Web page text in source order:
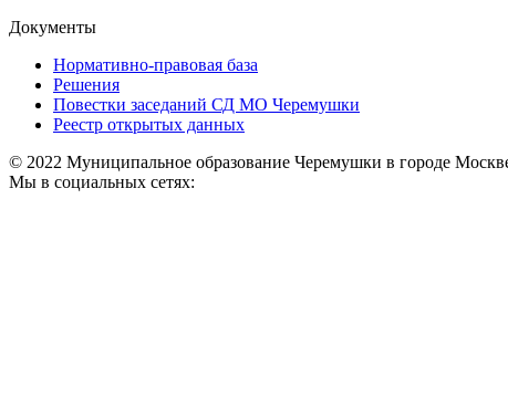
Документы
Нормативно-правовая база
Решения
Повестки заседаний СД МО Черемушки
Реестр открытых данных
© 2022 Муниципальное образование Черемушки в городе
Мы в социальных сетях: